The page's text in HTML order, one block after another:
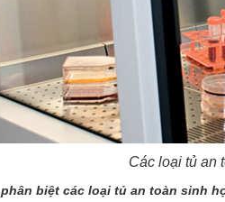
Các loại tủ an
biệt các loại tủ an toàn sinh